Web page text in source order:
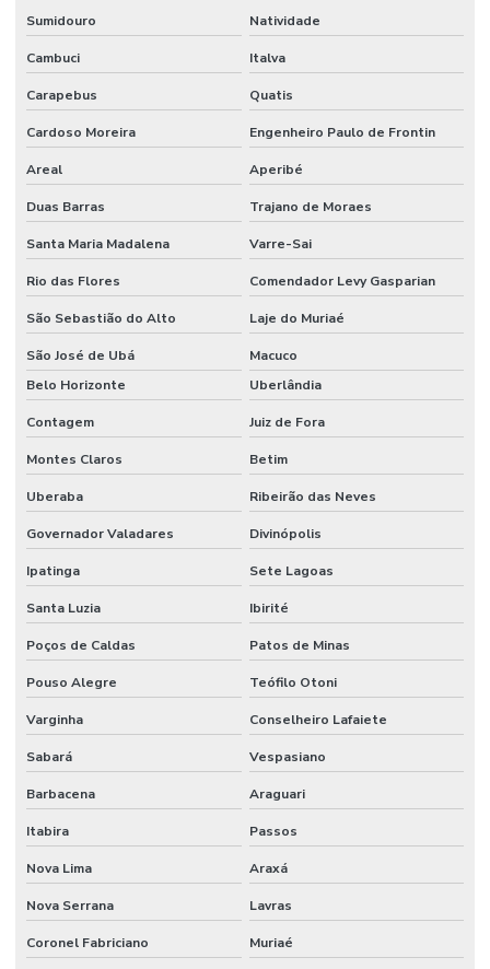
Sistema de alarme de incêndio convencional
Sistema de alarme de incêndio endereçável
Sistema de alarme de incêndio sem fio
Sistema de alarme de incêndio industrial
Sistema de alarme de incêndio wifi
Sistema de alarme de incêndio wireless
Sistema anti incêndio
Sistema de combate à incêndio
Sistema de combate a incêndio por agentes gasosos
Sistema de combate a incêndio automático
Sistema de combate a incêndio em coifas
Sistema de combate a incêndio em cozinha industrial
Sistema de combate a incêndio por espuma
Sistema de combate a incêndio hidrantes
Sistema de detecção e alarme
Sistema de detecção e alarme de incêndio sem fio
Sistema de detecção e alarme de incêndio wireless
Sistema detecção de incêndio
Sistema de detecção de incêndio por aspiração
Sistema de detecção de incêndio preços
Sumidouro Natividade
Cambuci Italva
Carapebus Quatis
Cardoso Moreira Engenheiro Paulo de Frontin
Areal Aperibé
Duas Barras Trajano de Moraes
Santa Maria Madalena Varre-Sai
Rio das Flores Comendador Levy Gasparian
São Sebastião do Alto Laje do Muriaé
São José de Ubá
Macuco
Belo Horizonte
Uberlândia
Contagem Juiz de Fora
Montes Claros Betim
Uberaba Ribeirão das Neves
Governador Valadares Divinópolis
Ipatinga Sete Lagoas
Santa Luzia Ibirité
Poços de Caldas Patos de Minas
Pouso Alegre Teófilo Otoni
Varginha Conselheiro Lafaiete
Sabará Vespasiano
Barbacena Araguari
Itabira Passos
Nova Lima Araxá
Nova Serrana Lavras
Coronel Fabriciano Muriaé